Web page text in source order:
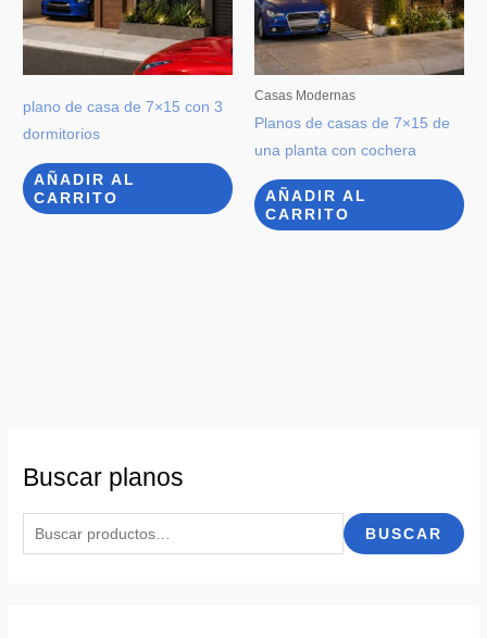
plano de casa de 7×15 con 3
dormitorios
AÑADIR AL
CARRITO
Casas Modernas
Planos de casas de 7×15 de
una planta con cochera
AÑADIR AL
CARRITO
Buscar planos
u
BUSCAR